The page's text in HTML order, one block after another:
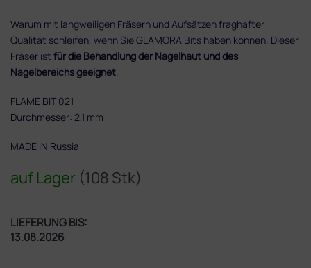
auf Lager (108 Stk)
LIEFERUNG BIS:
13.08.2026
Warum mit langweiligen Fräsern und Aufsätzen fraghafter
Qualität schleifen, wenn Sie GLAMORA Bits haben können. Dieser
Fräser ist für die Behandlung der Nagelhaut und des
Nagelbereichs geeignet
FLAME BIT 021
Durchmesser: 2,1 mm
MADE IN Russia